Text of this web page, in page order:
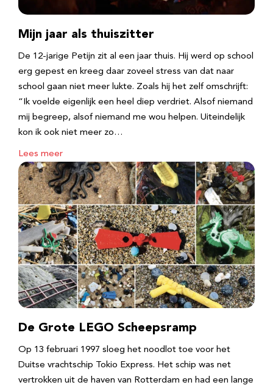
Mijn jaar als thuiszitter
De 12-jarige Petijn zit al een jaar thuis. Hij werd op school
erg gepest en kreeg daar zoveel stress van dat naar
school gaan niet meer lukte. Zoals hij het zelf omschrijft:
“Ik voelde eigenlijk een heel diep verdriet. Alsof niemand
mij begreep, alsof niemand me wou helpen. Uiteindelijk
kon ik ook niet meer zo…
Lees meer
De Grote LEGO Scheepsramp
Op 13 februari 1997 sloeg het noodlot toe voor het
Duitse vrachtschip Tokio Express. Het schip was net
vertrokken uit de haven van Rotterdam en had een lange